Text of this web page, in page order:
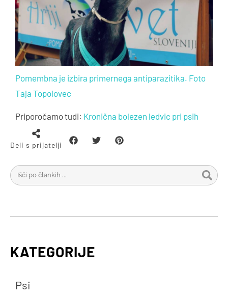
Pomembna je izbira primernega antiparazitika. Foto
Taja Topolovec
Priporočamo tudi: Kronična bolezen ledvic pri psih
Deli s prijatelji
KATEGORIJE
Psi